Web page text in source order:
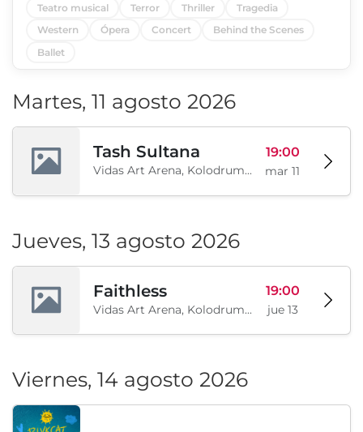
Teatro musical
Terror Thriller
Tragedia
Western
Ópera Concert
Behind the Scenes
Ballet
Martes, 11 agosto 2026
Tash Sultana
Vidas Art Arena, Kolodrum, Borisova gradina, Sofía, BG
19:00
mar 11
Jueves, 13 agosto 2026
Faithless
Vidas Art Arena, Kolodrum, Borisova gradina, Sofía, BG
19:00
jue 13
Viernes, 14 agosto 2026